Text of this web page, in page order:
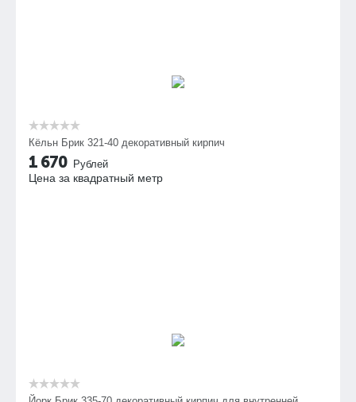
Кёльн Брик 321-40 декоративный кирпич
1 670 Рублей
Цена за квадратный метр